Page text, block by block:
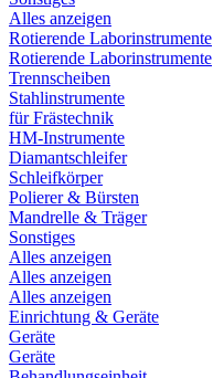
Alles anzeigen
Rotierende Laborinstrumente
Rotierende Laborinstrumente
Trennscheiben
Stahlinstrumente
für Frästechnik
HM-Instrumente
Diamantschleifer
Schleifkörper
Polierer & Bürsten
Mandrelle & Träger
Sonstiges
Alles anzeigen
Alles anzeigen
Alles anzeigen
Einrichtung & Geräte
Geräte
Geräte